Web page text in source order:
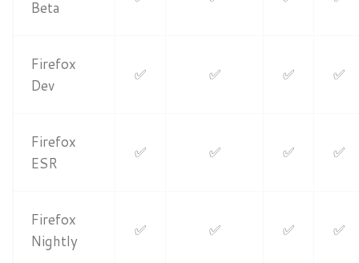
Beta
Firefox
Dev
✅ ✅ ✅ ✅
Firefox
ESR
✅ ✅ ✅ ✅
Firefox
Nightly
✅ ✅ ✅ ✅